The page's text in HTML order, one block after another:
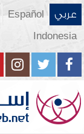
عربي Español
Indonesia